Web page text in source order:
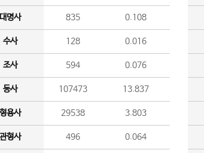
명사 835 0.108
수사 128 0.016
조사 594 0.076
동사 107473 13.837
용사 29538 3.803
형사 496 0.064